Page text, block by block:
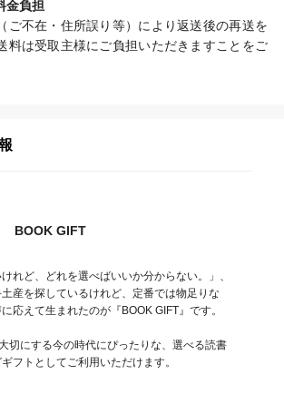
金負担
ご不在・住所誤り等）により返送後の再送を
料は受取主様にご負担いただきますことをご
BOOK GIFT
けれど、どれを選べばいいか分からない。」、
土産を探しているけれど、定番では物足りな
応えて生まれたのが『BOOK GIFT』です。
切にする今の時代にぴったりな、選べる読書
フトとしてご利用いただけます。